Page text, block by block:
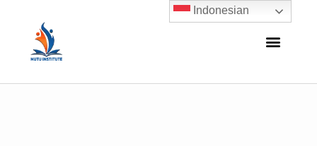
Indonesian